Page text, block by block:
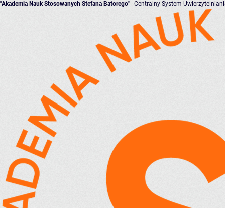
"Akademia Nauk Stosowanych Stefana Batorego" - Centralny System